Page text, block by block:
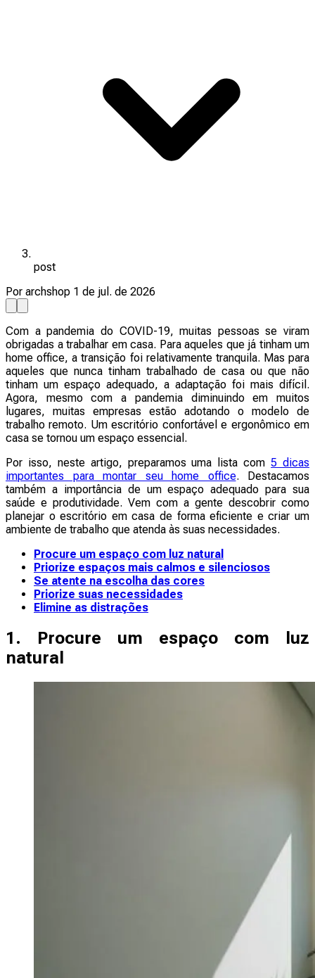
post
Por archshop 1 de jul. de 2026
Com a pandemia do COVID-19, muitas pessoas se viram
obrigadas a trabalhar em casa. Para aqueles que já tinham um
home office, a transição foi relativamente tranquila. Mas para
aqueles que nunca tinham trabalhado de casa ou que não
tinham um espaço adequado, a adaptação foi mais difícil.
Agora, mesmo com a pandemia diminuindo em muitos
lugares, muitas empresas estão adotando o modelo de
trabalho remoto. Um escritório confortável e ergonômico em
casa se tornou um espaço essencial.
Por isso, neste artigo, preparamos uma lista com5 dicas
importantes para montar seu home office. Destacamos
também a importância de um espaço adequado para sua
saúde e produtividade. Vem com a gente descobrir como
planejar o escritório em casa de forma eficiente e criar um
ambiente de trabalho que atenda às suas necessidades.
Procure um espaço com luz natural
Priorize espaços mais calmos e silenciosos
Se atente na escolha das cores
Priorize suas necessidades
Elimine as distrações
1. Procure um espaço com luz
natural